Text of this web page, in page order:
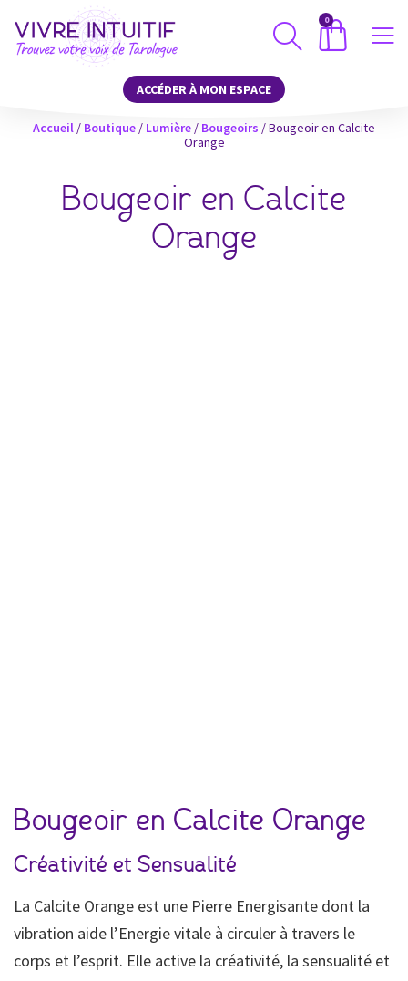
0
ACCÉDER À MON ESPACE
Accueil / Boutique / Lumière / Bougeoirs / Bougeoir en Calcite
Orange
Bougeoir en Calcite
Orange
Bougeoir en Calcite Orange
Créativité et Sensualité
La Calcite Orange est une Pierre Energisante dont la
vibration aide l’Energie vitale à circuler à travers le
corps et l’esprit. Elle active la créativité, la sensualité et